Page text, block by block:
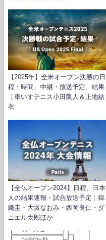
【2025年】全米オープン決勝の日
程・時間、中継・放送予定、結果
｜車いすテニス小田凱人＆上地結
衣
【全仏オープン2024】日程、日本
人の結果速報・試合放送予定｜錦
織圭・大坂なおみ・西岡良仁・ダ
ニエル太郎ほか